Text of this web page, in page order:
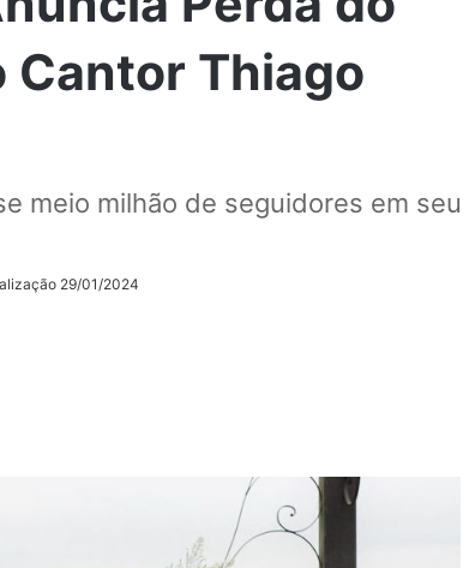
Cantor Thiago
meio milhão de seguidores em seu
29/01/2024